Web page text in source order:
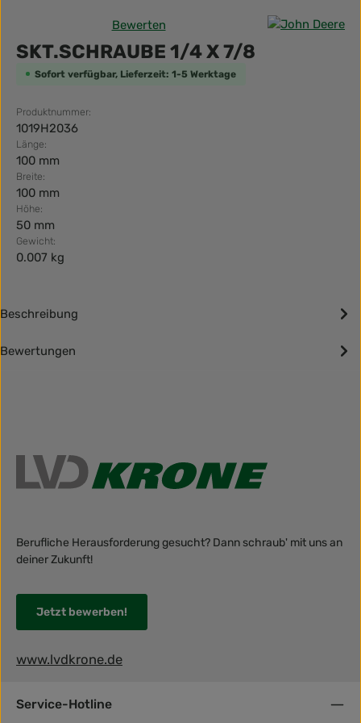
Durchschnittliche Bewertung von 0 von 5 Sternen
Bewerten
SKT.SCHRAUBE 1/4 X 7/8
Sofort verfügbar, Lieferzeit: 1-5 Werktage
Produktnummer:
1019H2036
Länge:
100 mm
Breite:
100 mm
Höhe:
50 mm
Gewicht:
0.007 kg
Beschreibung
Bewertungen
Berufliche Herausforderung gesucht? Dann schraub' mit uns an
deiner Zukunft!
Jetzt bewerben!
www.lvdkrone.de
Service-Hotline